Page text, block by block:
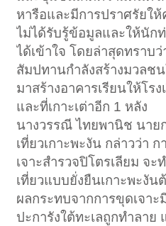
หารือและมีการปราศรัยใ
ไม่ได้รับรู้ข้อมูลและให้นัก
ได้เข้าใจ โดยล่าสุดทราบ
สัมปทานกำลังสร้างมวลช
มาสร้างอาคารเรียนให้โร
และที่เกาะเต่าอีก 1 หลัง
นางวรรณี ไทยพานิช นาย
เที่ยวเกาะพะงัน กล่าวว่า
เจาะสำรวจปิโตรเลียม จ
เที่ยวแบบยั่งยืนเกาะพะงัน
ผลกระทบจากการขุดเจา
ปะการังใต้ทะเลถูกทำลา